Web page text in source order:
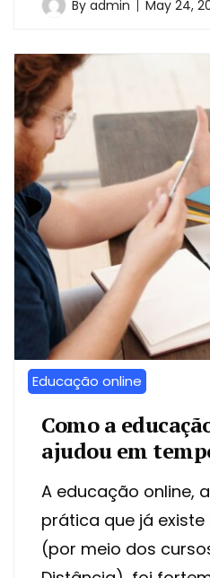
By admin May 24,
Educação online
Como a
ajudou em
A educação online,
prática que já
(por meio dos